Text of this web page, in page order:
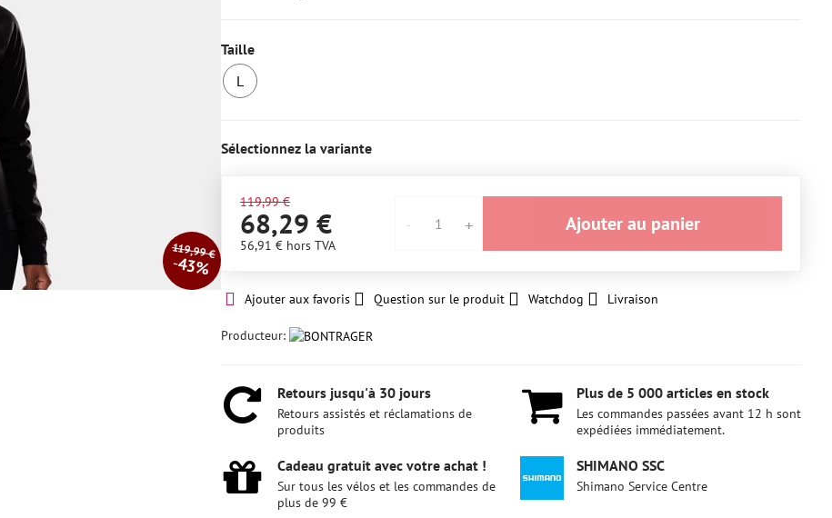
119,99 €
43%
Taille
L
stock
Sélectionnez la variante
119,99 €
68,29 €
56,91 € hors TVA
Ajouter au panier
Ajouter aux favoris Question sur le produit Watchdog Livraison
Producteur:
Retours jusqu'à 30 jours
Retours assistés et réclamations de
produits
Plus de 5 000 articles en stock
Les commandes passées avant 12 h sont
expédiées immédiatement.
Cadeau gratuit avec votre achat !
Sur tous les vélos et les commandes de
plus de 99 €
SHIMANO SSC
Shimano Service Centre